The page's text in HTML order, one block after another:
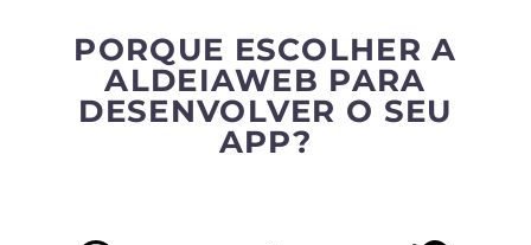
PORQUE ESCOLHER A
ALDEIAWEB PARA
DESENVOLVER O SEU
APP?